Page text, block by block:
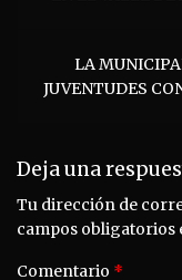
LA
JUVENTUDES
Deja una
Tu dirección de
campos obligatorios
Comentario *